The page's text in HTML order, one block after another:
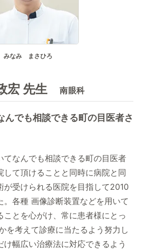
みなみ まさひろ
先生 南眼科
んでも相談できる町の目医者さ
てなんでも相談できる町の目医者
して頂けることと同時に病院と同
が受けられる医院を目指して2010
。各種 画像診断装置などを用いて
ことを心がけ、常に患者様にとっ
を考えて診療に当たるよう努力し
け幅広い治療法に対応できるよう